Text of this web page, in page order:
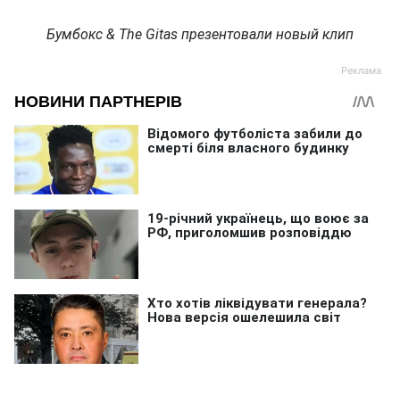
Бумбокс & The Gitas презентовали новый клип